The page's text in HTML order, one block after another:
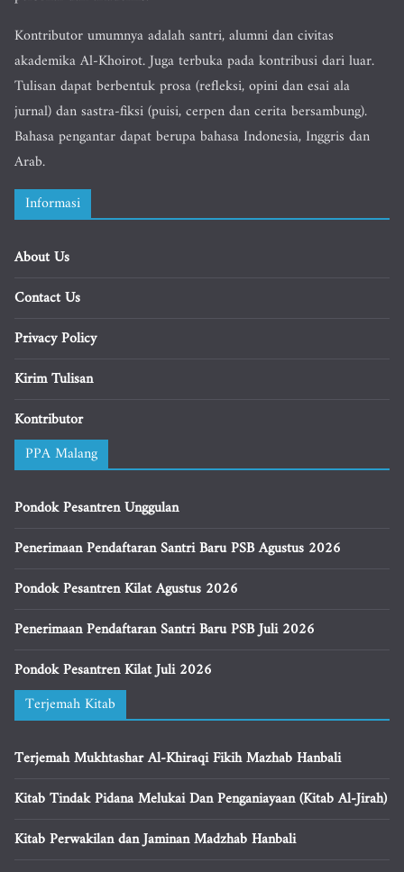
Kontributor umumnya adalah santri, alumni dan civitas
akademika Al-Khoirot. Juga terbuka pada kontribusi dari luar.
Tulisan dapat berbentuk prosa (refleksi, opini dan esai ala
jurnal) dan sastra-fiksi (puisi, cerpen dan cerita bersambung).
Bahasa pengantar dapat berupa bahasa Indonesia, Inggris dan
Arab.
Informasi
About Us
Contact Us
Privacy Policy
Kirim Tulisan
Kontributor
PPA Malang
Pondok Pesantren Unggulan
Penerimaan Pendaftaran Santri Baru PSB Agustus 2026
Pondok Pesantren Kilat Agustus 2026
Penerimaan Pendaftaran Santri Baru PSB Juli 2026
Pondok Pesantren Kilat Juli 2026
Terjemah Kitab
Terjemah Mukhtashar Al-Khiraqi Fikih Mazhab Hanbali
Kitab Tindak Pidana Melukai Dan Penganiayaan (Kitab Al-Jirah)
Kitab Perwakilan dan Jaminan Madzhab Hanbali